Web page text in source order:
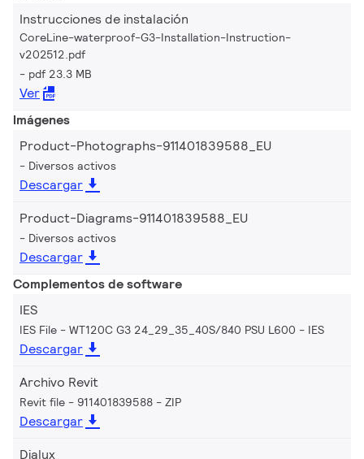
Instrucciones de instalación
CoreLine-waterproof-G3-Installation-Instruction-
v202512.pdf
pdf 23.3 MB
Ver
Imágenes
Product-Photographs-911401839588_EU
Diversos activos
Descargar
Product-Diagrams-911401839588_EU
Diversos activos
Descargar
Complementos de software
IES
IES File - WT120C G3 24_29_35_40S/840 PSU L600 IES
Descargar
Archivo Revit
Revit file - 911401839588 ZIP
Descargar
Dialux